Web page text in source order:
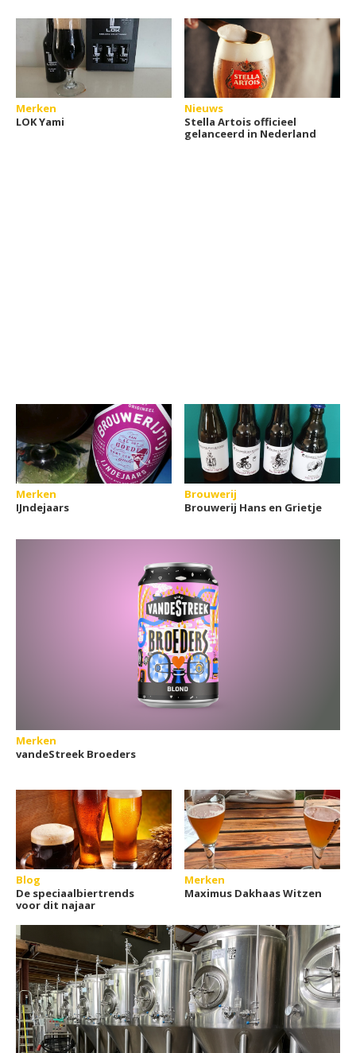
Merken
LOK Yami
Nieuws
Stella Artois officieel
gelanceerd in Nederland
Merken
IJndejaars
Brouwerij
Brouwerij Hans en Grietje
Merken
vandeStreek Broeders
Blog
De speciaalbiertrends
voor dit najaar
Merken
Maximus Dakhaas Witzen